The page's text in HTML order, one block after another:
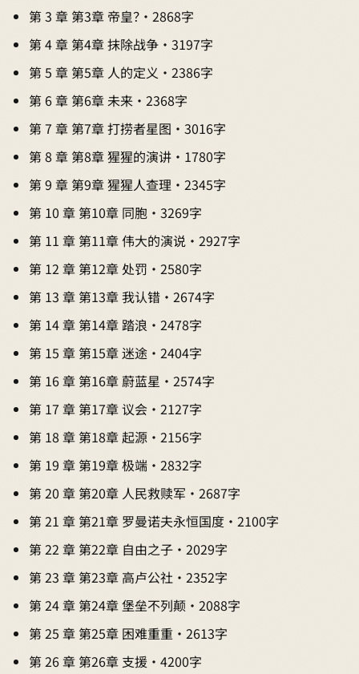
第 3 章 第3章 帝皇？ · 2868字
第 4 章 第4章 抹除战争 · 3197字
第 5 章 第5章 人的定义 · 2386字
第 6 章 第6章 未来 · 2368字
第 7 章 第7章 打捞者星图 · 3016字
第 8 章 第8章 猩猩的演讲 · 1780字
第 9 章 第9章 猩猩人查理 · 2345字
第 10 章 第10章 同胞 · 3269字
第 11 章 第11章 伟大的演说 · 2927字
第 12 章 第12章 处罚 · 2580字
第 13 章 第13章 我认错 · 2674字
第 14 章 第14章 踏浪 · 2478字
第 15 章 第15章 迷途 · 2404字
第 16 章 第16章 蔚蓝星 · 2574字
第 17 章 第17章 议会 · 2127字
第 18 章 第18章 起源 · 2156字
第 19 章 第19章 极端 · 2832字
第 20 章 第20章 人民救赎军 · 2687字
第 21 章 第21章 罗曼诺夫永恒国度 · 2100字
第 22 章 第22章 自由之子 · 2029字
第 23 章 第23章 高卢公社 · 2352字
第 24 章 第24章 堡垒不列颠 · 2088字
第 25 章 第25章 困难重重 · 2613字
第 26 章 第26章 支援 · 4200字